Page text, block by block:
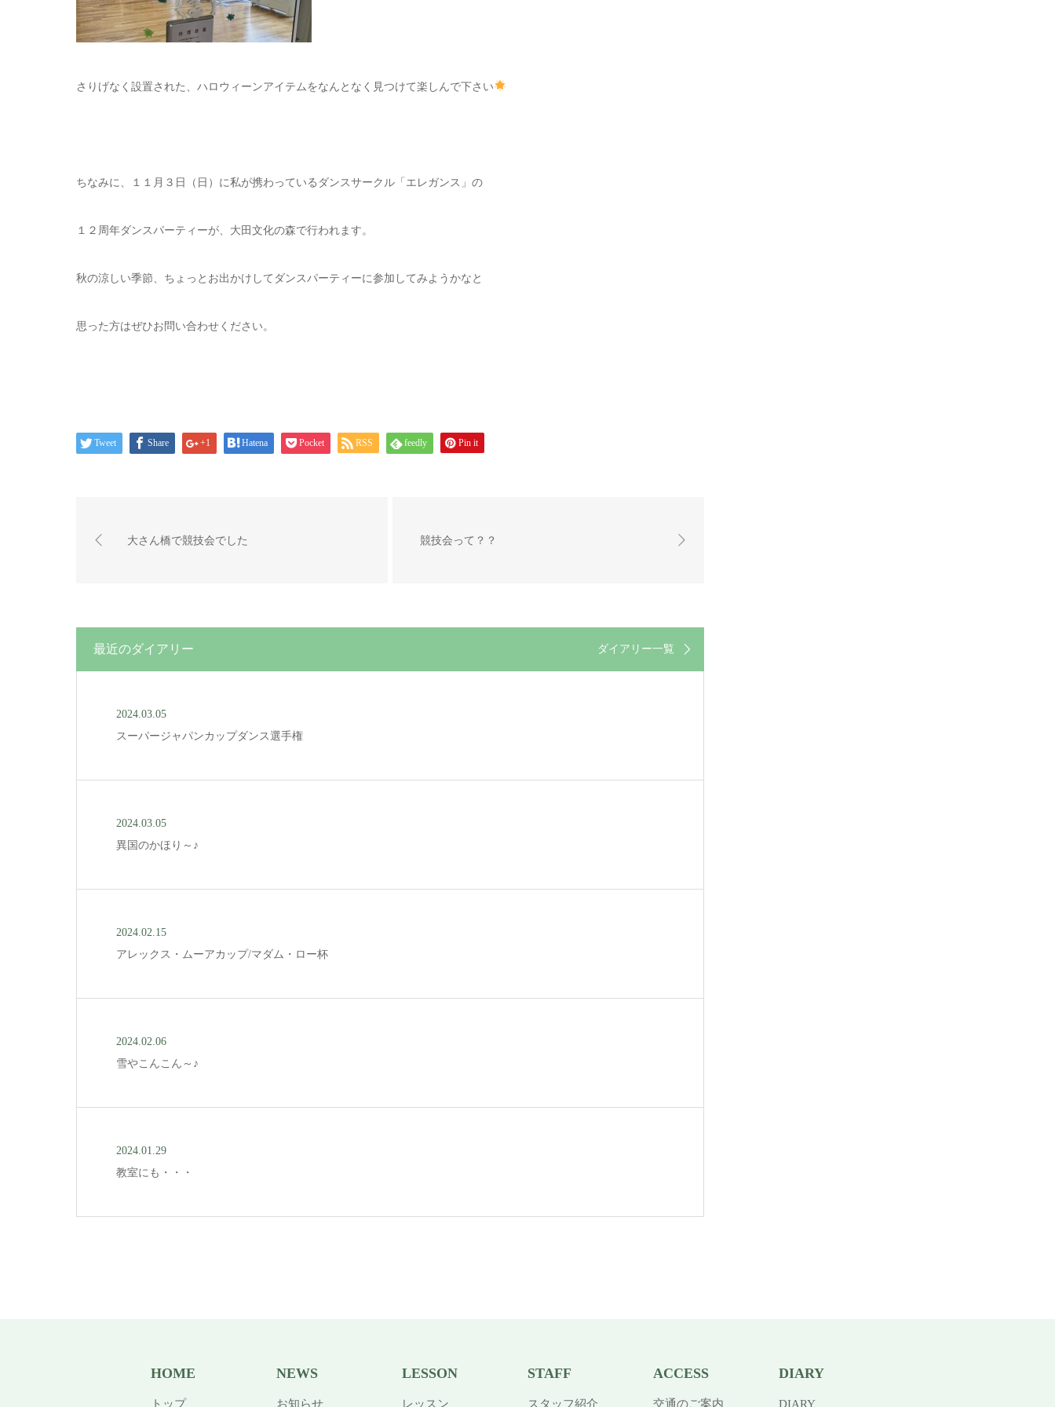
さりげなく設置された、ハロウィーンアイテムをなんとなく見つけて楽しんで下さい
ちなみに、１１月３日（日）に私が携わっているダンスサークル「エレガンス」の
１２周年ダンスパーティーが、大田文化の森で行われます。
秋の涼しい季節、ちょっとお出かけしてダンスパーティーに参加してみようかなと
思った方はぜひお問い合わせください。
Tweet Share +1 Hatena Pocket RSS feedly Pin it
大さん橋で競技会でした 競技会って？？
最近のダイアリー ダイアリー一覧
2024.03.05
スーパージャパンカップダンス選手権
2024.03.05
異国のかほり～♪
2024.02.15
アレックス・ムーアカップ/マダム・ロー杯
2024.02.06
雪やこんこん～♪
2024.01.29
教室にも・・・
HOME
トップ
NEWS
お知らせ
LESSON
レッスン
STAFF
スタッフ紹介
ACCESS
交通のご案内
DIARY
DIARY